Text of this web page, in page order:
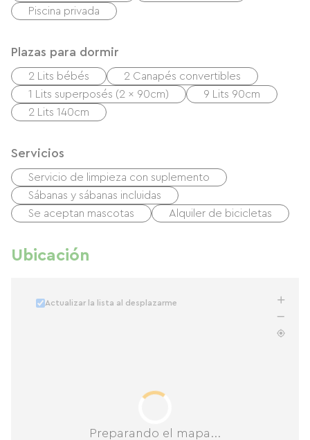
Piscina privada
Plazas para dormir
2 Lits bébés
2 Canapés convertibles
1 Lits superposés (2 x 90cm)
9 Lits 90cm
2 Lits 140cm
Servicios
Servicio de limpieza con suplemento
Sábanas y sábanas incluidas
Se aceptan mascotas
Alquiler de bicicletas
Ubicación
Preparando el mapa...
Actualizar la lista al desplazarme